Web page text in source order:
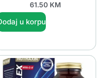
61.50 KM
u korpu